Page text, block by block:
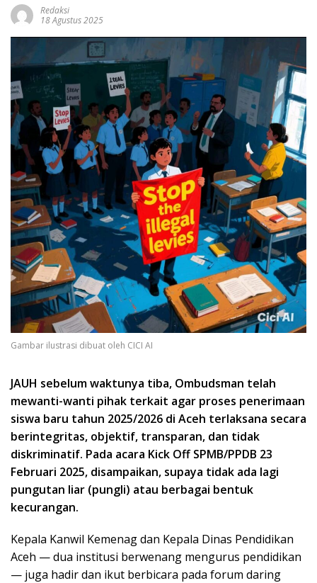
Redaksi
18 Agustus 2025
Gambar ilustrasi dibuat oleh CICI AI
JAUH sebelum waktunya tiba, Ombudsman telah
mewanti-wanti pihak terkait agar proses penerimaan
siswa baru tahun 2025/2026 di Aceh terlaksana secara
berintegritas, objektif, transparan, dan tidak
diskriminatif. Pada acara Kick Off SPMB/PPDB 23
Februari 2025, disampaikan, supaya tidak ada lagi
pungutan liar (pungli) atau berbagai bentuk
kecurangan.
Kepala Kanwil Kemenag dan Kepala Dinas Pendidikan
Aceh — dua institusi berwenang mengurus pendidikan
— juga hadir dan ikut berbicara pada forum daring